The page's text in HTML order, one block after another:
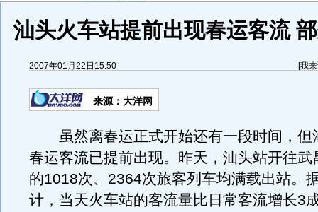
汕头火车站提前出现春运客流
2007年01月22日15:50 [我
来源：大洋网
虽然离春运正式开始还有一段时间，但
春运客流已提前出现。昨天，汕头站开往武
的1018次、2364次旅客列车均满载出站。
计，当天火车站的客流量比日常客流增长3